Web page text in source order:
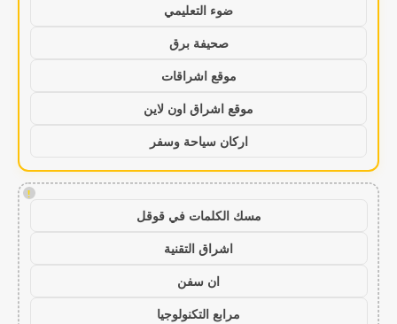
ضوء التعليمي
صحيفة برق
موقع اشراقات
موقع اشراق اون لاين
اركان سياحة وسفر
!
مسك الكلمات في قوقل
اشراق التقنية
ان سفن
مرابع التكنولوجيا